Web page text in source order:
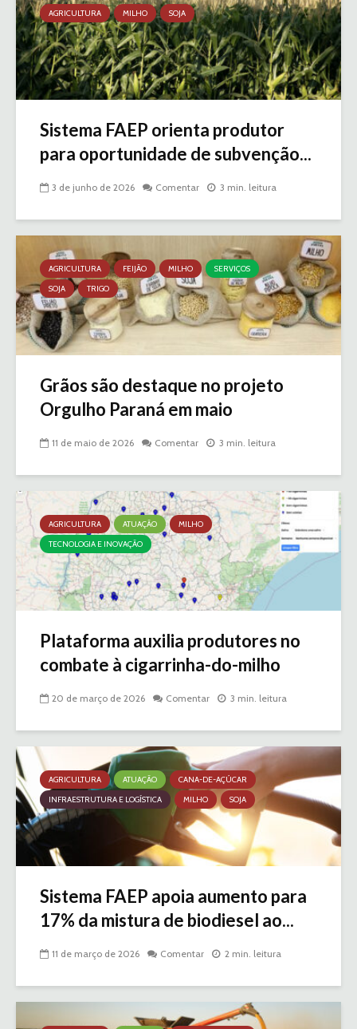
AGRICULTURA MILHO SOJA
Sistema FAEP orienta produtor
para oportunidade de subvenção...
3 de junho de 2026 Comentar 3 min. leitura
AGRICULTURA FEIJÃO MILHO
SERVIÇOS
SOJA
TRIGO
Grãos são destaque no projeto
Orgulho Paraná em maio
11 de maio de 2026 Comentar 3 min. leitura
AGRICULTURA ATUAÇÃO
MILHO
TECNOLOGIA E INOVAÇÃO
Plataforma auxilia produtores no
combate à cigarrinha-do-milho
20 de março de 2026 Comentar 3 min. leitura
AGRICULTURA ATUAÇÃO
CANA-DE-AÇÚCAR
INFRAESTRUTURA E LOGÍSTICA
MILHO SOJA
Sistema FAEP apoia aumento para
17% da mistura de biodiesel ao...
11 de março de 2026 Comentar 2 min. leitura